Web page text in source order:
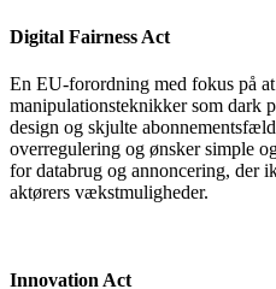
Digital Fairness Act
En EU-forordning med fokus på
manipulationsteknikker som dark
design og skjulte
overregulering og ønsker simple
for databrug og annoncering, der
aktørers vækstmuligheder.
Innovation Act